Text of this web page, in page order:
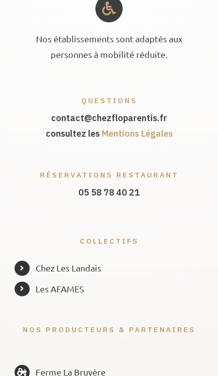
QUESTIONS
contact@chezfloparentis.fr
consultez les Mentions Légales
RÉSERVATIONS RESTAURANT
05 58 78 40 21
NOS PRODUCTEURS & PARTENAIRES
Ferme La Bruyère
COLLECTIFS
Chez Les Landais
Les AFAMES
Nos établissements sont adaptés aux
personnes à mobilité réduite.